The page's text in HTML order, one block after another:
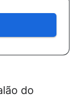
do